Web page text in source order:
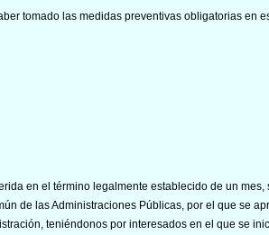
tomado las medidas preventivas obligatorias en
en el término legalmente establecido de un mes,
de las Administraciones Públicas, por el que se
teniéndonos por interesados en el que se